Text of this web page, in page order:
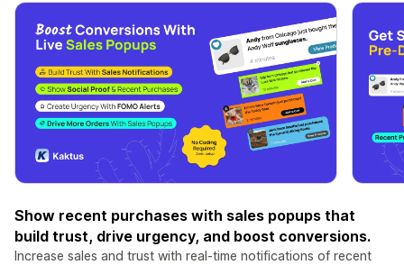
Show recent purchases with sales popups that
build trust, drive urgency, and boost conversions.
Increase sales and trust with real-time notifications of recent